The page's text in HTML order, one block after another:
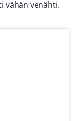
vähän venähti,